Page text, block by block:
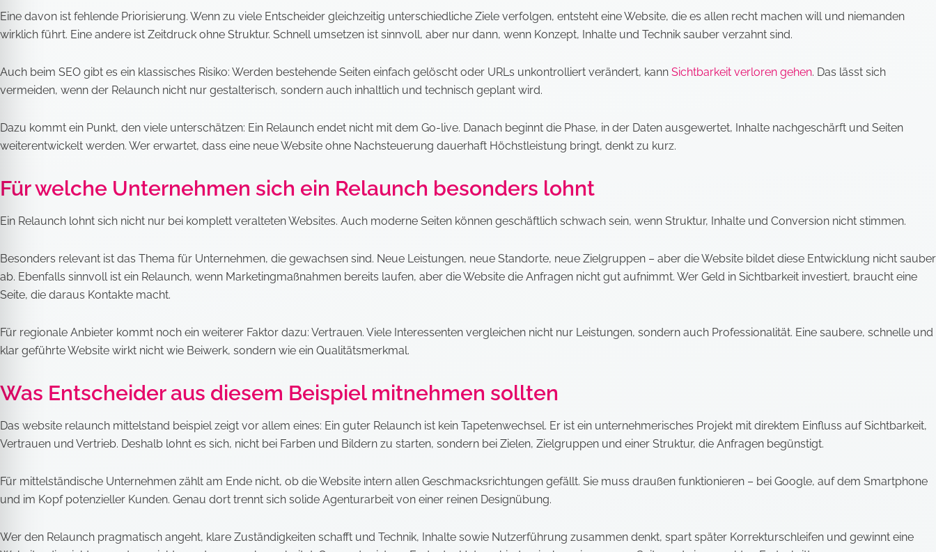
Eine davon ist fehlende Priorisierung. Wenn zu viele Entscheider gleichzeitig unterschiedliche Ziele verfolgen, entsteht eine Website, die es allen recht machen will und niemanden
wirklich führt. Eine andere ist Zeitdruck ohne Struktur. Schnell umsetzen ist sinnvoll, aber nur dann, wenn Konzept, Inhalte und Technik sauber verzahnt sind.
Auch beim SEO gibt es ein klassisches Risiko: Werden bestehende Seiten einfach gelöscht oder URLs unkontrolliert verändert, kann Sichtbarkeit verloren gehen. Das lässt sich
vermeiden, wenn der Relaunch nicht nur gestalterisch, sondern auch inhaltlich und technisch geplant wird.
Dazu kommt ein Punkt, den viele unterschätzen: Ein Relaunch endet nicht mit dem Go-live. Danach beginnt die Phase, in der Daten ausgewertet, Inhalte nachgeschärft und Seiten
weiterentwickelt werden. Wer erwartet, dass eine neue Website ohne Nachsteuerung dauerhaft Höchstleistung bringt, denkt zu kurz.
Für welche Unternehmen sich ein Relaunch besonders lohnt
Ein Relaunch lohnt sich nicht nur bei komplett veralteten Websites. Auch moderne Seiten können geschäftlich schwach sein, wenn Struktur, Inhalte und Conversion nicht stimmen.
Besonders relevant ist das Thema für Unternehmen, die gewachsen sind. Neue Leistungen, neue Standorte, neue Zielgruppen – aber die Website bildet diese Entwicklung nicht sauber
ab. Ebenfalls sinnvoll ist ein Relaunch, wenn Marketingmaßnahmen bereits laufen, aber die Website die Anfragen nicht gut aufnimmt. Wer Geld in Sichtbarkeit investiert, braucht eine
Seite, die daraus Kontakte macht.
Für regionale Anbieter kommt noch ein weiterer Faktor dazu: Vertrauen. Viele Interessenten vergleichen nicht nur Leistungen, sondern auch Professionalität. Eine saubere, schnelle und
klar geführte Website wirkt nicht wie Beiwerk, sondern wie ein Qualitätsmerkmal.
Was Entscheider aus diesem Beispiel mitnehmen sollten
Das website relaunch mittelstand beispiel zeigt vor allem eines: Ein guter Relaunch ist kein Tapetenwechsel. Er ist ein unternehmerisches Projekt mit direktem Einfluss auf Sichtbarkeit,
Vertrauen und Vertrieb. Deshalb lohnt es sich, nicht bei Farben und Bildern zu starten, sondern bei Zielen, Zielgruppen und einer Struktur, die Anfragen begünstigt.
Für mittelständische Unternehmen zählt am Ende nicht, ob die Website intern allen Geschmacksrichtungen gefällt. Sie muss draußen funktionieren – bei Google, auf dem Smartphone
und im Kopf potenzieller Kunden. Genau dort trennt sich solide Agenturarbeit von einer reinen Designübung.
Wer den Relaunch pragmatisch angeht, klare Zuständigkeiten schafft und Technik, Inhalte sowie Nutzerführung zusammen denkt, spart später Korrekturschleifen und gewinnt eine